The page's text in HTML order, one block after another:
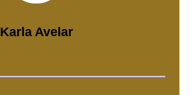
Karla Avelar